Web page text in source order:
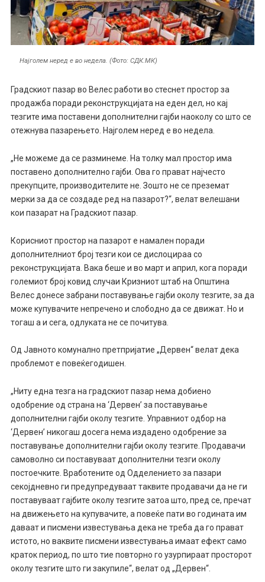
Најголем неред е во недела. (Фото: СДК.МК)
Градскиот пазар во Велес работи во стеснет простор за
продажба поради реконструкцијата на еден дел, но кај
тезгите има поставени дополнителни гајби наоколу со што се
отежнува пазарењето. Најголем неред е во недела.
„Не можеме да се разминеме. На толку мал простор има
поставено дополнително гајби. Ова го прават најчесто
прекупците, производителите не. Зошто не се преземат
мерки за да се создаде ред на пазарот?“, велат велешани
кои пазарат на Градскиот пазар.
Корисниот простор на пазарот е намален поради
дополнителниот број тезги кои се дислоцираа со
реконструкцијата. Вака беше и во март и април, кога поради
големиот број ковид случаи Кризниот штаб на Општина
Велес донесе забрани поставување гајби околу тезгите, за да
може купувачите непречено и слободно да се движат. Но и
тогаш а и сега, одлуката не се почитува.
Од Јавното комунално претпријатие „Дервен“ велат дека
проблемот е повеќегодишен.
„Ниту една тезга на градскиот пазар нема добиено
одобрение од страна на ‘Дервен’ за поставување
дополнителни гајби околу тезгите. Управниот одбор на
‘Дервен’ никогаш досега нема издадено одобрение за
поставување дополнителни гајби околу тезгите. Продавачи
самоволно си поставуваат дополнителни тезги околу
постоечките. Вработените од Одделението за пазари
секојдневно ги предупредуваат таквите продавачи да не ги
поставуваат гајбите околу тезгите затоа што, пред се, пречат
на движењето на купувачите, а повеќе пати во годината им
даваат и писмени известувања дека не треба да го прават
истото, но ваквите писмени известувања имаат ефект само
краток период, по што тие повторно го узурпираат просторот
околу тезгите што ги закупиле“, велат од „Дервен“.